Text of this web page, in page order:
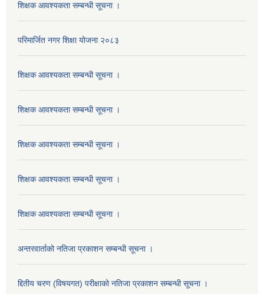
शिक्षक आवश्यकता सम्बन्धी सूचना ।
परिमार्जित नगर शिक्षा योजना २०८३
शिक्षक आवश्यकता सम्बन्धी सूचना ।
शिक्षक आवश्यकता सम्बन्धी सूचना ।
शिक्षक आवश्यकता सम्बन्धी सूचना ।
शिक्षक आवश्यकता सम्बन्धी सूचना ।
शिक्षक आवश्यकता सम्बन्धी सूचना ।
अन्तरवार्ताको नतिजा प्रकाशन सम्बन्धी सूचना ।
द्दितीय चरण (विषयगत) परीक्षाको नतिजा प्रकाशन सम्बन्धी सूचना ।